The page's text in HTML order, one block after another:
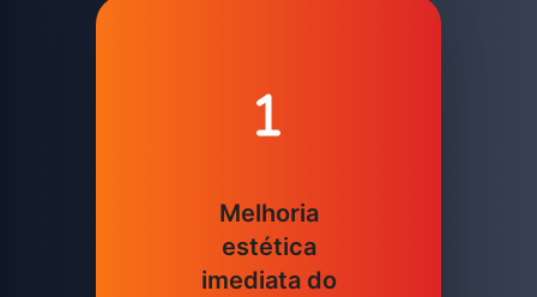
Melhoria
estética
imediata do